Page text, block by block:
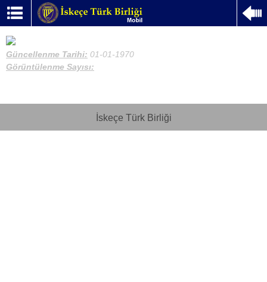
Güncellenme Tarihi: 01-01-1970
Görüntülenme Sayısı:
İskeçe Türk Birliği